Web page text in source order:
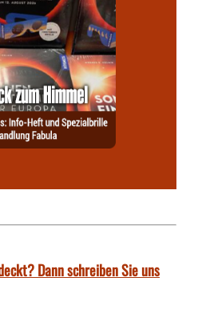
Dann schreiben Sie uns